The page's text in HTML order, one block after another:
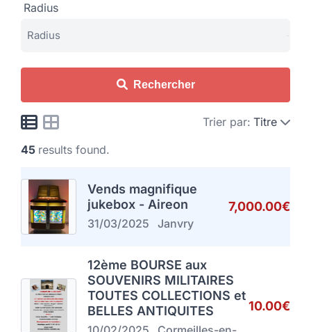
Radius
Rechercher
Trier par: Titre
45 results found.
Vends magnifique
jukebox - Aireon
31/03/2025 Janvry
7,000.00€
12ème BOURSE aux
SOUVENIRS MILITAIRES
TOUTES COLLECTIONS et
BELLES ANTIQUITES
10.00€